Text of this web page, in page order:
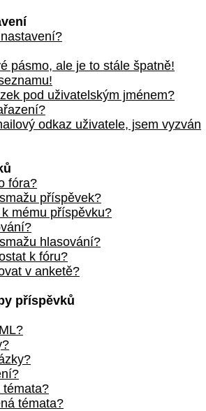
pásmo, ale je to stále špatně!
pod uživatelským jménem?
odkaz uživatele, jsem vyzván
fóra?
příspěvek?
mému příspěvku?
hlasování?
k fóru?
v anketě?
příspěvků
témata?
témata?